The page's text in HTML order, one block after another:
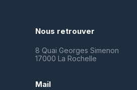
Nous retrouver
8 Quai Georges Simenon
17000 La Rochelle
Mail